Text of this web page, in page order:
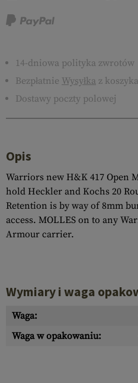
14-dniowa polityka zwrotów
Bezpłatnie Wysyłka z
Dostawy poczty polowej
Opis
Warriors new H&K 417 Open
hold Heckler and Kochs 20
Retention is by way of 8mm
access. MOLLES on to any
Armour carrier.
Wymiary i waga
Waga:
Waga w opakowaniu: